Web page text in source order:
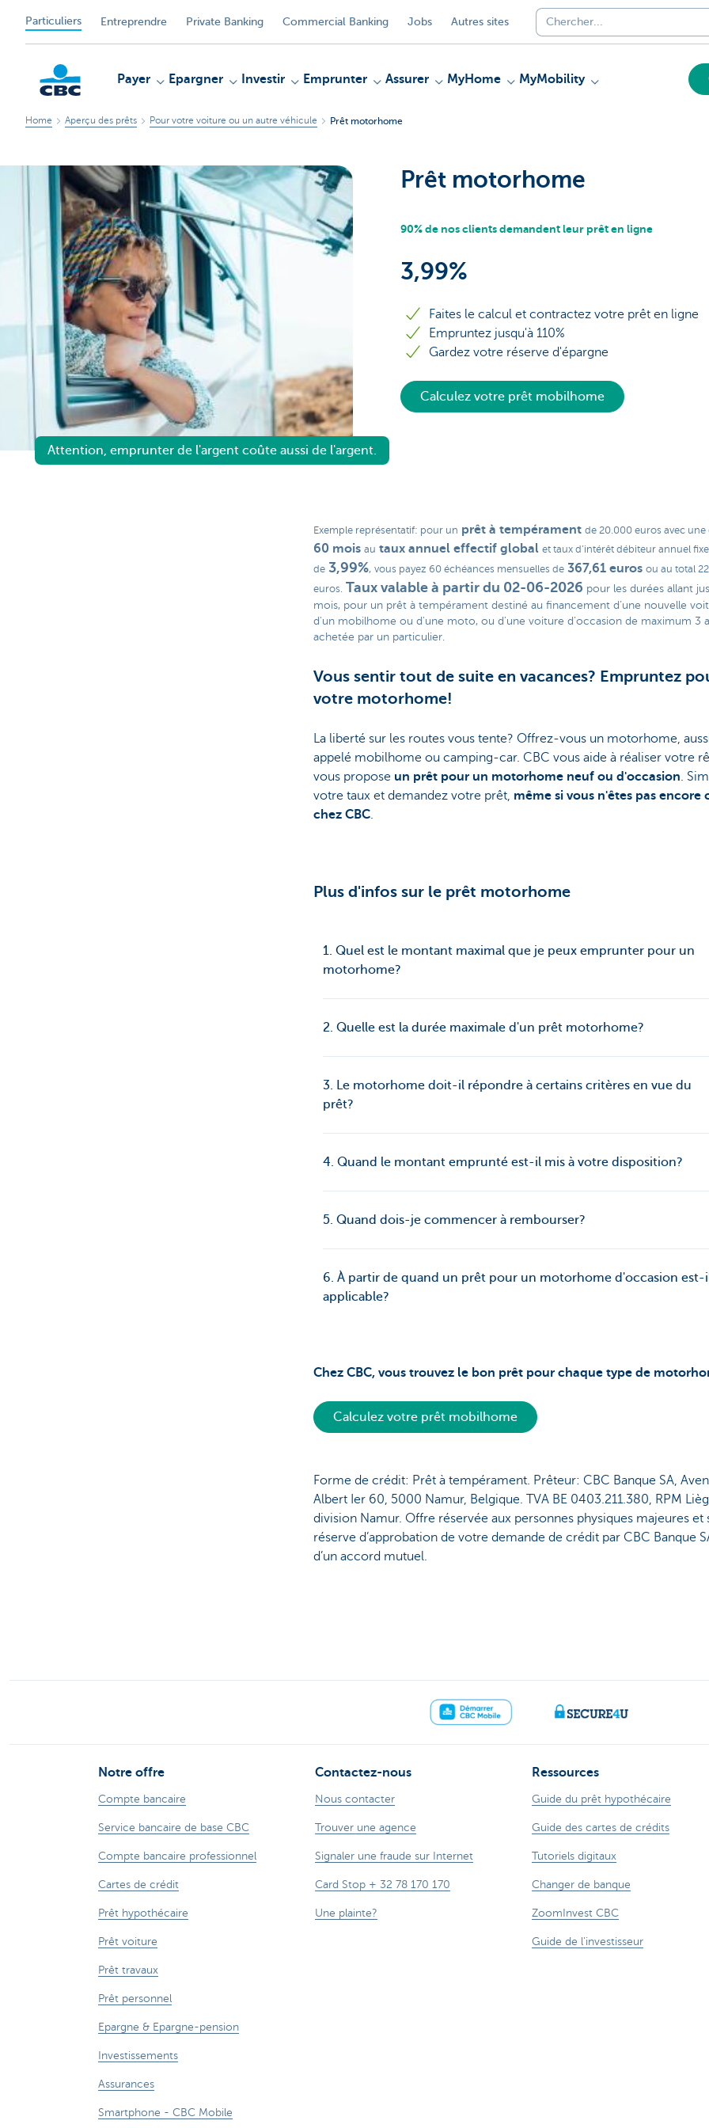
Particuliers Entreprendre Private Banking Commercial Banking Jobs Autres sites
Particulieren
Payer Epargner Investir Emprunter Assurer MyHome MyMobility
Home Aperçu des prêts Pour votre voiture ou un autre véhicule Prêt motorhome
Attention, emprunter de l'argent coûte aussi de l'argent.
Prêt motorhome
90% de nos clients demandent leur prêt en ligne
3,99%
Faites le calcul et contractez votre prêt en ligne
Empruntez jusqu'à 110%
Gardez votre réserve d'épargne
Calculez votre prêt mobilhome
Exemple représentatif: pour un prêt à tempérament de 20.000 euros avec une
60 mois au taux annuel effectif global et taux d’intérêt débiteur annuel fixe
de 3,99%, vous payez 60 échéances mensuelles de 367,61 euros ou au total
euros. Taux valable à partir du 02-06-2026 pour les durées allant
mois, pour un prêt à tempérament destiné au financement d’une nouvelle
d'un mobilhome ou d'une moto, ou d’une voiture d’occasion de maximum 3
achetée par un particulier.
Vous sentir tout de suite en vacances? Empruntez
votre motorhome!
La liberté sur les routes vous tente? Offrez-vous un motorhome,
appelé mobilhome ou camping-car. CBC vous aide à réaliser votre
vous propose un prêt pour un motorhome neuf ou d'occasion.
votre taux et demandez votre prêt, même si vous n'êtes pas encore
chez CBC.
Plus d'infos sur le prêt motorhome
1. Quel est le montant maximal que je peux emprunter pour un
motorhome?
2. Quelle est la durée maximale d'un prêt motorhome?
3. Le motorhome doit-il répondre à certains critères en vue du
prêt?
4. Quand le montant emprunté est-il mis à votre disposition?
5. Quand dois-je commencer à rembourser?
6. À partir de quand un prêt pour un motorhome d'occasion est-
applicable?
Chez CBC, vous trouvez le bon prêt pour chaque type de
Calculez votre prêt mobilhome
Forme de crédit: Prêt à tempérament. Prêteur: CBC Banque SA,
Albert Ier 60, 5000 Namur, Belgique. TVA BE 0403.211.380, RPM
division Namur. Offre réservée aux personnes physiques majeures et
réserve d’approbation de votre demande de crédit par CBC Banque
d’un accord mutuel.
Notre offre
Compte bancaire
Service bancaire de base CBC
Compte bancaire professionnel
Cartes de crédit
Prêt hypothécaire
Prêt voiture
Prêt travaux
Prêt personnel
Epargne & Epargne-pension
Investissements
Assurances
Smartphone - CBC Mobile
Contactez-nous
Nous contacter
Trouver une agence
Signaler une fraude sur Internet
Card Stop + 32 78 170 170
Une plainte?
Ressources
Guide du prêt hypothécaire
Guide des cartes de crédits
Tutoriels digitaux
Changer de banque
ZoomInvest CBC
Guide de l'investisseur